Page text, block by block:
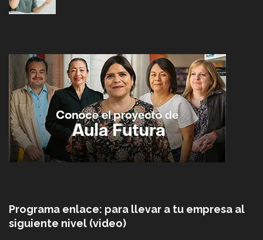
Programa enlace: para llevar a tu empresa al
siguiente nivel (video)